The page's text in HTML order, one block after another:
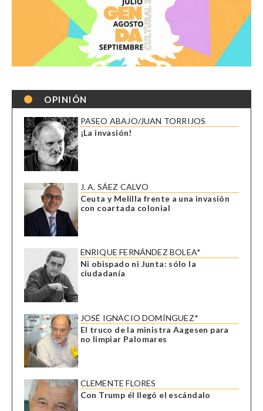
OPINIÓN
PASEO ABAJO/JUAN TORRIJOS
¡La invasión!
J. A. SÁEZ CALVO
Ceuta y Melilla frente a una invasión
con coartada colonial
ENRIQUE FERNÁNDEZ BOLEA*
Ni obispado ni Junta: sólo la
ciudadanía
JOSÉ IGNACIO DOMÍNGUEZ*
El truco de la ministra Aagesen para
no limpiar Palomares
CLEMENTE FLORES
Con Trump él llegó el escándalo